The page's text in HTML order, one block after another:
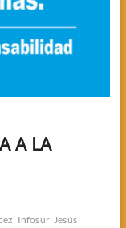
A LA
Infosur Jesús